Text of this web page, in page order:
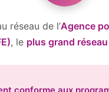
réseau de l’Agence
, le plus grand